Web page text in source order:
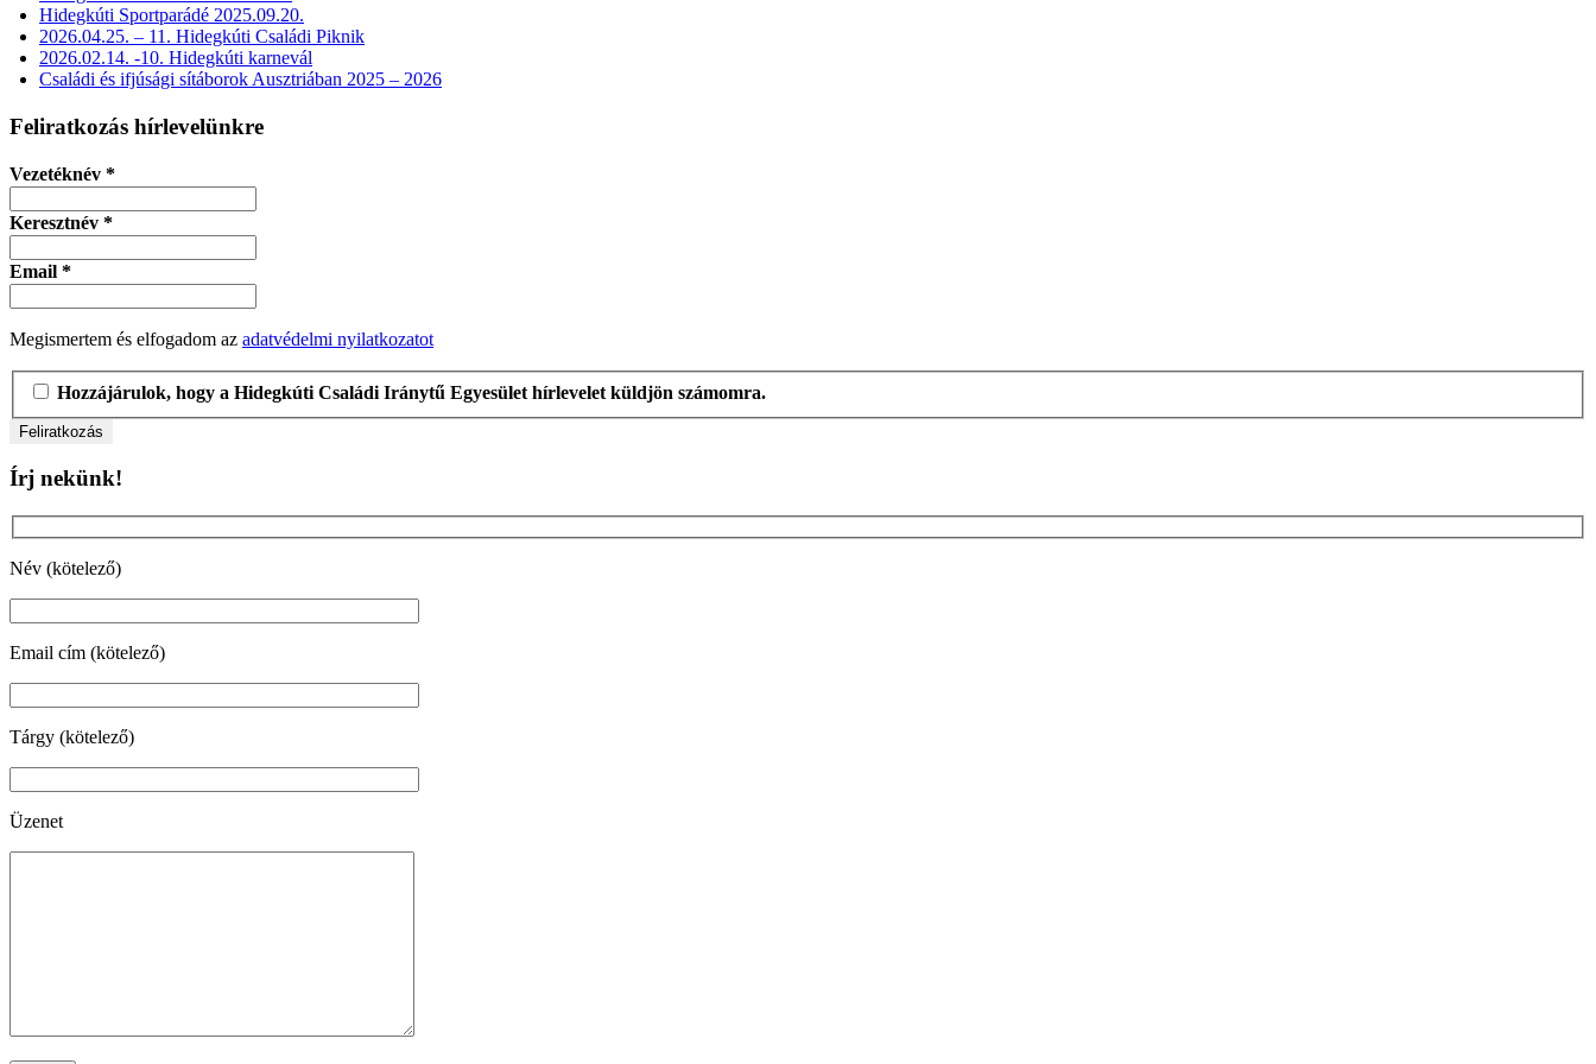
Hidegkúti Sportparádé 2025.09.20.
2026.04.25. – 11. Hidegkúti Családi Piknik
2026.02.14. -10. Hidegkúti karnevál
Családi és ifjúsági sítáborok Ausztriában 2025 – 2026
Feliratkozás hírlevelünkre
Vezetéknév *
Keresztnév *
Email *
Megismertem és elfogadom az adatvédelmi nyilatkozatot
Hozzájárulok, hogy a Hidegkúti Családi Iránytű Egyesület hírlevelet küldjön számomra.
Írj nekünk!
Név (kötelező)
Email cím (kötelező)
Tárgy (kötelező)
Üzenet